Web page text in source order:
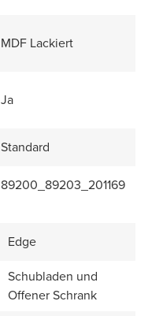
MDF Lackiert
Ja
Standard
89200_89203_201169
Edge
Schubladen und
Offener Schrank